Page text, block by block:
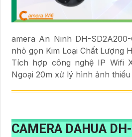
amera An Ninh DH-
nhỏ gọn Kim Loại Chất Lượng
Tích hợp công nghệ IP Wifi
Ngoại 20m xử lý hình ảnh
CAMERA DAHUA